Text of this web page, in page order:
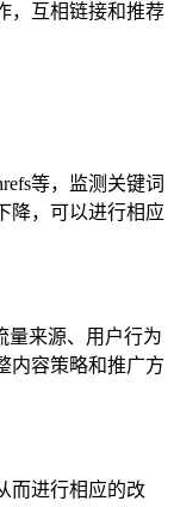
，互相链接和推荐
等，监测关键词
降，可以进行相应
量来源、用户行为
内容策略和推广方
而进行相应的改